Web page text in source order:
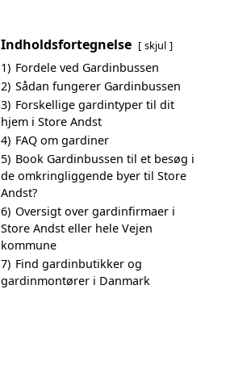
Indholdsfortegnelse skjul
1) Fordele ved Gardinbussen
2) Sådan fungerer Gardinbussen
3) Forskellige gardintyper til dit
hjem i Store Andst
4) FAQ om gardiner
5) Book Gardinbussen til et besøg i
de omkringliggende byer til Store
Andst?
6) Oversigt over gardinfirmaer i
Store Andst eller hele Vejen
kommune
7) Find gardinbutikker og
gardinmontører i Danmark